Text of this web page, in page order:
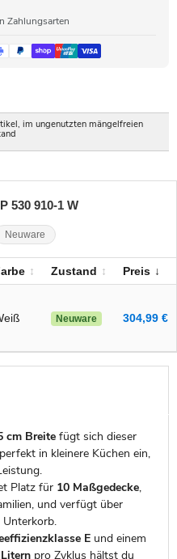
Zahlungsarten
im ungenutzten mängelfreien
530 910-1 W
Neuware
Zustand Preis
Neuware 304,99 €
cm Breitefügt sich dieser
in kleinere Küchen ein,
Platz für 10 Maßgedecke,
und verfügt über
Eund einem
pro Zyklus hältst du